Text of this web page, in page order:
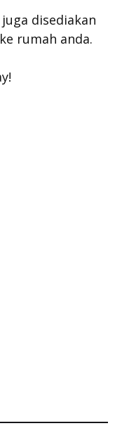
disediakan
rumah anda.